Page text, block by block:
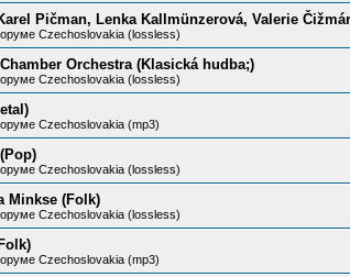
Pičman, Lenka Kallmünzerová, Valerie
Czechoslovakia (lossless)
Orchestra (Klasická hudba;)
Czechoslovakia (lossless)
Czechoslovakia (mp3)
Czechoslovakia (lossless)
Minkse (Folk)
Czechoslovakia (lossless)
Czechoslovakia (mp3)